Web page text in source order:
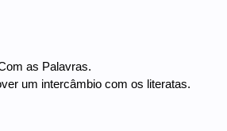
as Palavras.
um intercâmbio com os literatas.